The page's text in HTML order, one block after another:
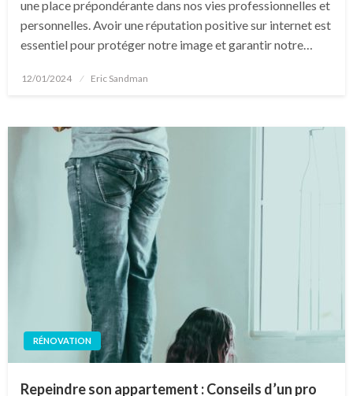
une place prépondérante dans nos vies professionnelles et
personnelles. Avoir une réputation positive sur internet est
essentiel pour protéger notre image et garantir notre…
Posted
12/01/2024 Eric Sandman
RÉNOVATION
Repeindre son appartement : Conseils d’un pro